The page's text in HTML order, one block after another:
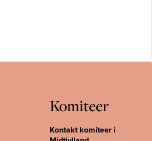
Komiteer
Kontakt komiteer i